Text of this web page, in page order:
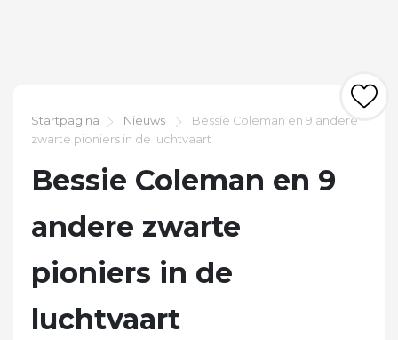
Startpagina Nieuws
Bessie Coleman en 9 andere
zwarte pioniers in de luchtvaart
Bessie Coleman en 9
andere zwarte
pioniers in de
luchtvaart